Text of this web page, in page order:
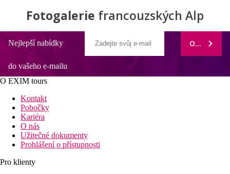
Fotogalerie francouzských Alp
Nejlepší nabídky
do vašeho e-mailu
ODEBÍRAT
O EXIM tours
Kontakt
Pobočky
Kariéra
O nás
Užitečné dokumenty
Prohlášení o přístupnosti
Pro klienty